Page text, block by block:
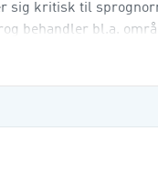
sig kritisk til
behandler bl.a.